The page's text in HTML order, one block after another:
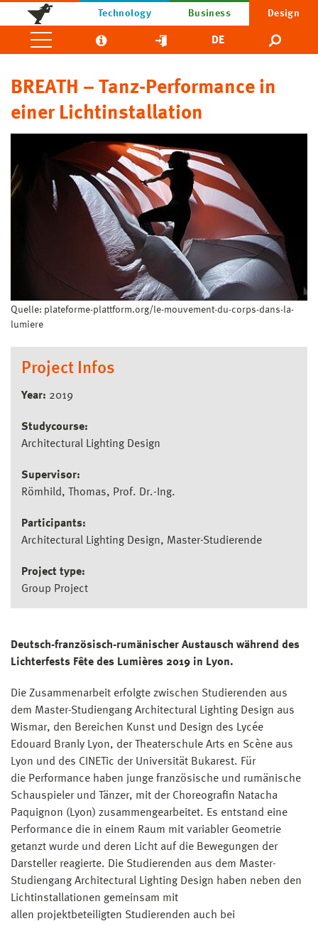
Technology Business Design
DE
BREATH – Tanz-Performance in
einer Lichtinstallation
Quelle: plateforme-plattform.org/le-mouvement-du-corps-dans-la-
lumiere
Project Infos
Year: 2019
Studycourse:
Architectural Lighting Design
Supervisor:
Römhild, Thomas, Prof. Dr.-Ing.
Participants:
Architectural Lighting Design, Master-Studierende
Project type:
Group Project
Deutsch-französisch-rumänischer Austausch während des
Lichterfests Fête des Lumières 2019 in Lyon.
Die Zusammenarbeit erfolgte zwischen Studierenden aus
dem Master-Studiengang Architectural Lighting Design aus
Wismar, den Bereichen Kunst und Design des Lycée
Edouard Branly Lyon, der Theaterschule Arts en Scène aus
Lyon und des CINETic der Universität Bukarest. Für
die Performance haben junge französische und rumänische
Schauspieler und Tänzer, mit der Choreografin Natacha
Paquignon (Lyon) zusammengearbeitet. Es entstand eine
Performance die in einem Raum mit variabler Geometrie
getanzt wurde und deren Licht auf die Bewegungen der
Darsteller reagierte. Die Studierenden aus dem Master-
Studiengang Architectural Lighting Design haben neben den
Lichtinstallationen gemeinsam mit
allen projektbeteiligten Studierenden auch bei